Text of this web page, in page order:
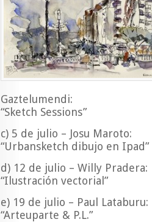
Gaztelumendi:
“Sketch Sessions”
c) 5 de julio – Josu Maroto:
“Urbansketch dibujo en Ipad”
d) 12 de julio – Willy Pradera:
“Ilustración vectorial”
e) 19 de julio – Paul Lataburu:
“Arteuparte & P.L.”